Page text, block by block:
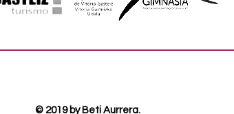
© 2019 by Beti Aurrera.